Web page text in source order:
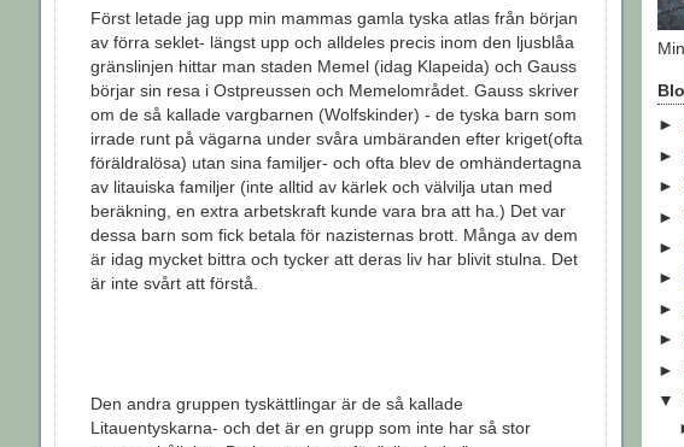
Först letade jag upp min mammas gamla tyska atlas från början
av förra seklet- längst upp och alldeles precis inom den ljusblåa
gränslinjen hittar man staden Memel (idag Klapeida) och Gauss
börjar sin resa i Ostpreussen och Memelområdet. Gauss skriver
om de så kallade vargbarnen (Wolfskinder) - de tyska barn som
irrade runt på vägarna under svåra umbäranden efter kriget(ofta
föräldralösa) utan sina familjer- och ofta blev de omhändertagna
av litauiska familjer (inte alltid av kärlek och välvilja utan med
beräkning, en extra arbetskraft kunde vara bra att ha.) Det var
dessa barn som fick betala för nazisternas brott. Många av dem
är idag mycket bittra och tycker att deras liv har blivit stulna. Det
är inte svårt att förstå.
Den andra gruppen tyskättlingar är de så kallade
Litauentyskarna- och det är en grupp som inte har så stor
►
►
►
►
►
►
►
►
►
▼